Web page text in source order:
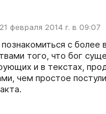
21 февраля 2014 г. в 09:07
с более
того, что бог
и в текстах,
чем простое